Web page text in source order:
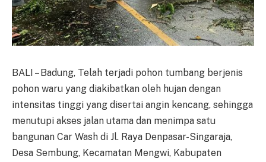
BALI – Badung, Telah terjadi pohon tumbang berjenis
pohon waru yang diakibatkan oleh hujan dengan
intensitas tinggi yang disertai angin kencang, sehingga
menutupi akses jalan utama dan menimpa satu
bangunan Car Wash di Jl. Raya Denpasar-Singaraja,
Desa Sembung, Kecamatan Mengwi, Kabupaten